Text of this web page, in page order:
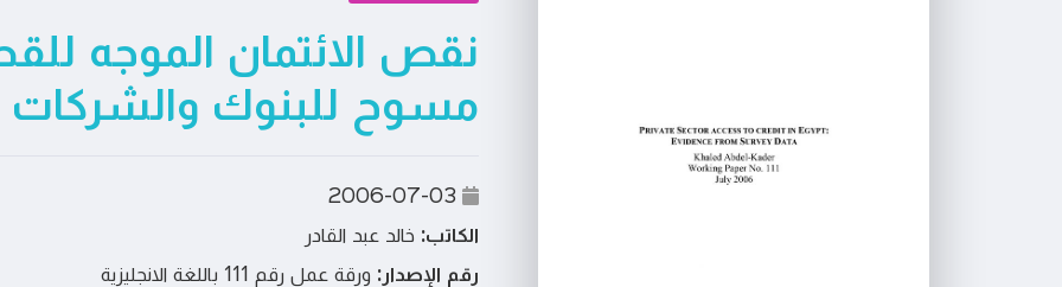
نقص الائتمان الموجه
مسوح للبنوك والشركات
2006-07-03
الكاتب: خالد عبد القادر
رقم الإصدار: ورقة عمل رقم 111 باللغة الانجليزية